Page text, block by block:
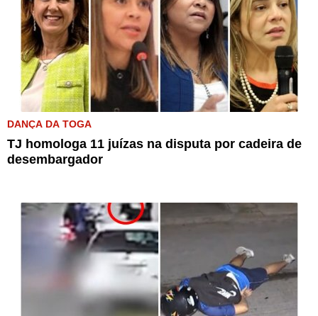
DANÇA DA TOGA
TJ homologa 11 juízas na disputa por cadeira de
desembargador